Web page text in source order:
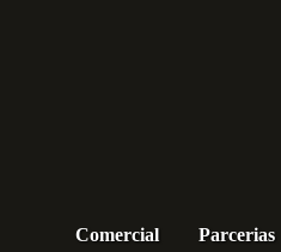
Parcerias
Comercial